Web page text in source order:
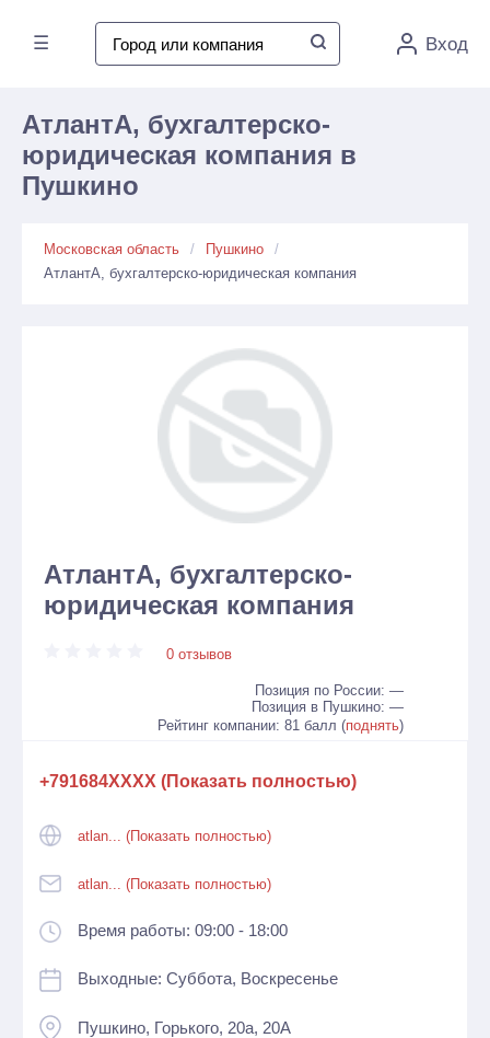
☰ Вход
АтлантА, бухгалтерско-
юридическая компания в
Пушкино
Московская область
Пушкино
АтлантА, бухгалтерско-юридическая компания
АтлантА, бухгалтерско-
юридическая компания
0 отзывов
Позиция по России: —
Позиция в Пушкино: —
Рейтинг компании: 81 балл (поднять)
+791684XXXX (Показать полностью)
atlan... (Показать полностью)
atlan... (Показать полностью)
Время работы: 09:00 - 18:00
Выходные: Суббота, Воскресенье
Пушкино, Горького, 20а, 20А